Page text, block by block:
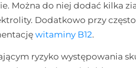
Można do niej dodać kilka
Dodatkowo przy
witaminy B12.
ryzyko występowania